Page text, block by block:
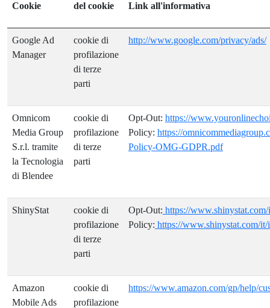
Cookie
del cookie
Link all'informativa
Google Ad
Manager
cookie di
profilazione
di terze
parti
http://www.google.com/privacy/ads/
Omnicom
Media Group
S.r.l. tramite
la Tecnologia
di Blendee
cookie di
profilazione
di terze
parti
Opt-Out: https://
Policy: https://
Policy-OMG-GDPR.pdf
ShinyStat
cookie di
profilazione
di terze
parti
Opt-Out: https://
Policy: https://www.shinystat.com/
Amazon
Mobile Ads
cookie di
profilazione
https://www.amazon.com/gp/help/